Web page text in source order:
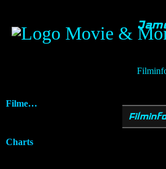
Filme…
Charts
Filminfo